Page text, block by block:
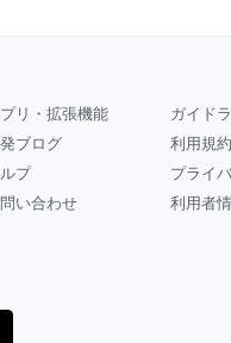
リ・拡張機能
ブログ
プ
い合わせ
ガイド
利用規約
プライ
利用者